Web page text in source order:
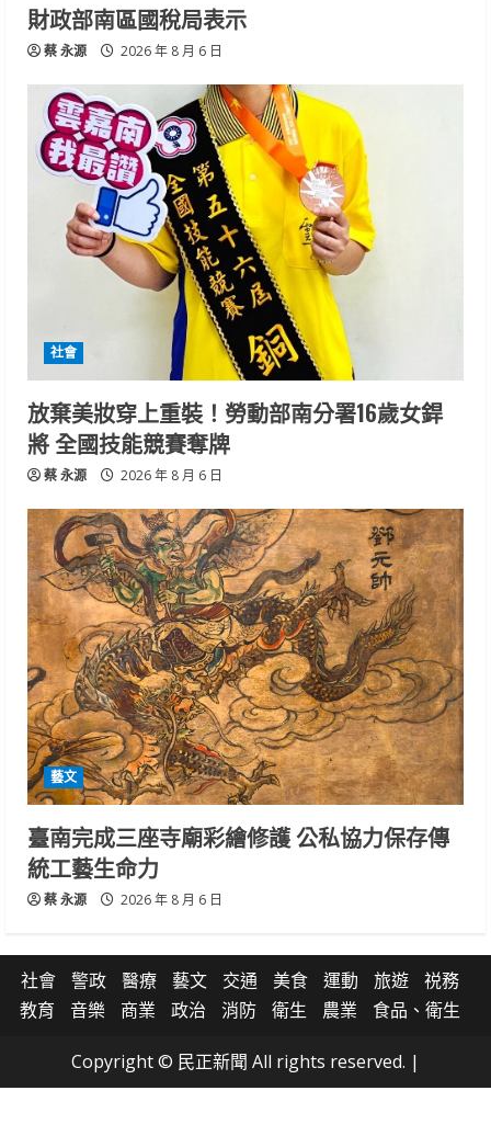
財政部南區國稅局表示
蔡 永源 2026 年 8 月 6 日
社會
放棄美妝穿上重裝！勞動部南分署16歲女銲
將 全國技能競賽奪牌
蔡 永源 2026 年 8 月 6 日
藝文
臺南完成三座寺廟彩繪修護 公私協力保存傳
統工藝生命力
蔡 永源 2026 年 8 月 6 日
社會 警政 醫療 藝文 交通 美食 運動 旅遊
祱務
教育
音樂 商業 政治 消防 衛生 農業 食品、衛生
Copyright © 民正新聞 All rights reserved. |